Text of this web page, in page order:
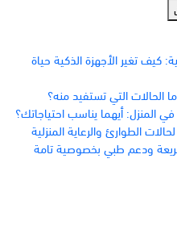
كيف تغير الأجهزة الذكية حياة
في المنزل: أيهما يناسب احتياجاتك؟
الطوارئ والرعاية المنزلية
ودعم طبي بخصوصية تامة